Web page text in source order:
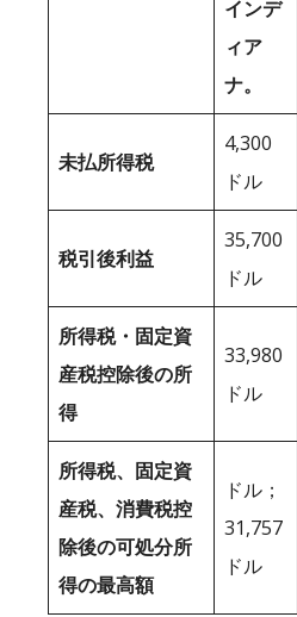
インデ
ィア
ナ。
未払所得税
4,300
ドル
税引後利益
35,700
ドル
所得税・固定資
産税控除後の所
得
33,980
ドル
所得税、固定資
産税、消費税控
除後の可処分所
得の最高額
ドル；
31,757
ドル